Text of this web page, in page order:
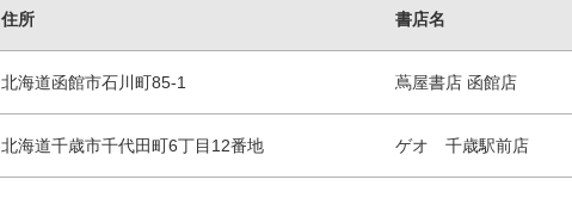
住所 書店名
北海道函館市石川町85-1 蔦屋書店 函館店
北海道千歳市千代田町6丁目12番地 ゲオ 千歳駅前店